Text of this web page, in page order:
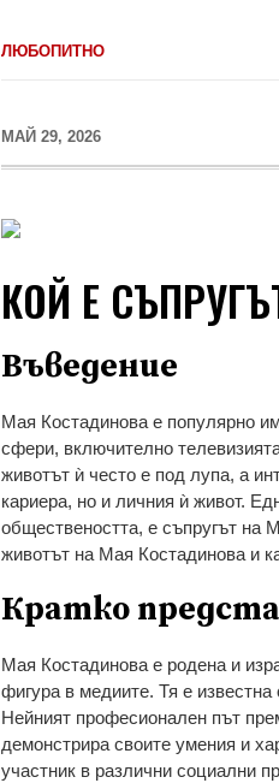
ЛЮБОПИТНО
МАЙ 29, 2026
КОЙ Е
Въведение
Мая Костадинова е популярно
сфери, включително
животът ѝ често е под лупа, а
кариера, но и личния ѝ живот.
обществеността, е съпругът на
животът на Мая Костадинова и
Кратко
Мая Костадинова е родена и
фигура в медиите. Тя е известна
Нейният професионален път
демонстрира своите умения и
участник в различни социални